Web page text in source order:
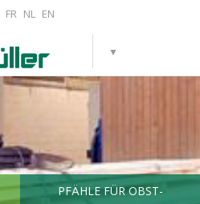
FR NL EN
PFÄHLE FÜR OBST-